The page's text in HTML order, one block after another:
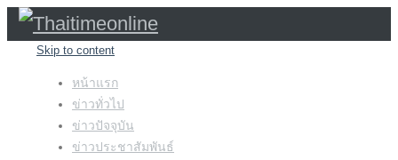
Skip to content
หน้าแรก
ข่าวทั่วไป
ข่าวปัจจุบัน
ข่าวประชาสัมพันธ์